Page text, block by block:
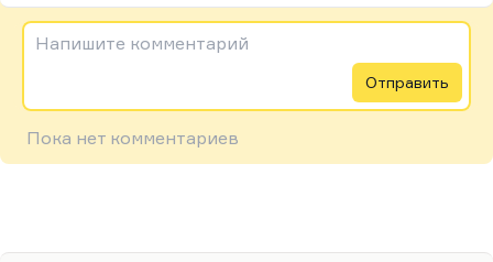
Напишите комментарий
Отправить
Пока нет комментариев